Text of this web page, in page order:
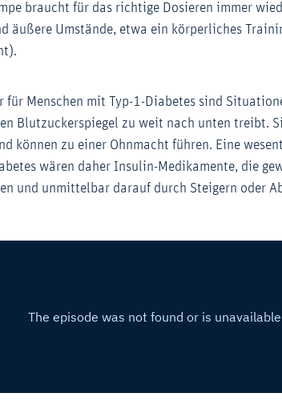
braucht für das richtige Dosieren immer
äußere Umstände, etwa ein körperliches
für Menschen mit Typ-1-Diabetes sind
Blutzuckerspiegel zu weit nach unten treibt.
können zu einer Ohnmacht führen. Eine
wären daher Insulin-Medikamente, die
und unmittelbar darauf durch Steigern oder